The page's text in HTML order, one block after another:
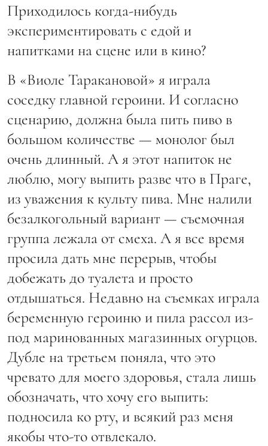
Приходилось когда-нибудь
экспериментировать с едой и
напитками на сцене или в кино?
В «Виоле Таракановой» я играла
соседку главной героини. И согласно
сценарию, должна была пить пиво в
большом количестве — монолог был
очень длинный. А я этот напиток не
люблю, могу выпить разве что в Праге,
из уважения к культу пива. Мне налили
безалкогольный вариант — съемочная
группа лежала от смеха. А я все время
просила дать мне перерыв, чтобы
добежать до туалета и просто
отдышаться. Недавно на съемках играла
беременную героиню и пила рассол из-
под маринованных магазинных огурцов.
Дубле на третьем поняла, что это
чревато для моего здоровья, стала лишь
обозначать, что хочу его выпить:
подносила ко рту, и всякий раз меня
якобы что-то отвлекало.